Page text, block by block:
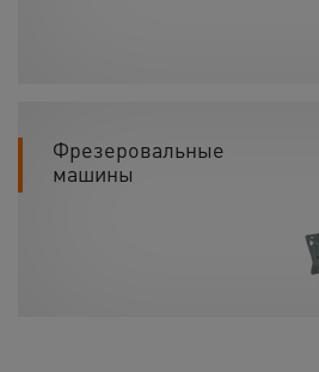
Фрезеровальные
машины